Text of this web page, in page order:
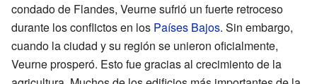
condado de Flandes, Veurne sufrió un fuerte retroceso
durante los conflictos en los Países Bajos. Sin embargo,
cuando la ciudad y su región se unieron oficialmente,
Veurne prosperó. Esto fue gracias al crecimiento de la